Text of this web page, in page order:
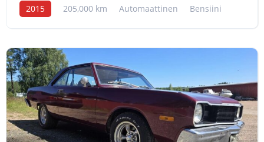
2015 205,000 km Automaattinen Bensiini